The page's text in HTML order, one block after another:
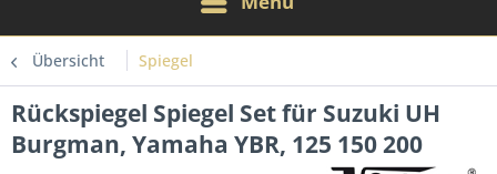
Übersicht Spiegel
Rückspiegel Spiegel Set für Suzuki UH
Burgman, Yamaha YBR, 125 150 200